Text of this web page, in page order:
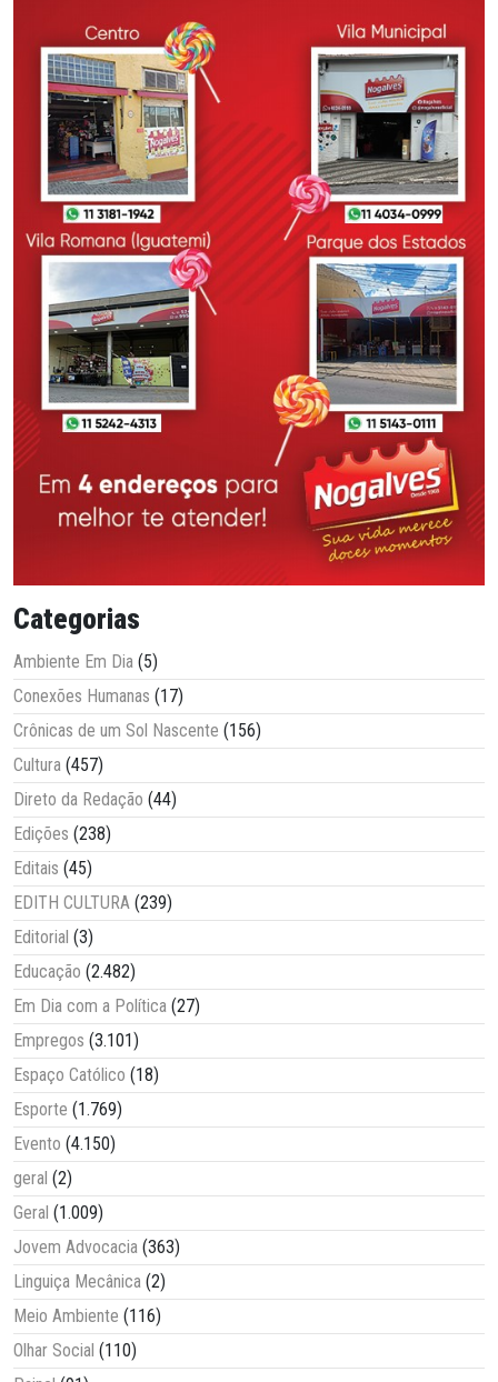
Categorias
Ambiente Em Dia (5)
Conexões Humanas (17)
Crônicas de um Sol Nascente (156)
Cultura (457)
Direto da Redação (44)
Edições (238)
Editais (45)
EDITH CULTURA (239)
Editorial (3)
Educação (2.482)
Em Dia com a Política (27)
Empregos (3.101)
Espaço Católico (18)
Esporte (1.769)
Evento (4.150)
geral (2)
Geral (1.009)
Jovem Advocacia (363)
Linguiça Mecânica (2)
Meio Ambiente (116)
Olhar Social (110)